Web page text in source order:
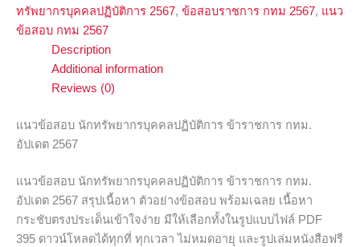
ทรัพยากรบุคคลปฏิบัติการ 2567, ข้อสอบราชการ กทม 2567, แนว
ข้อสอบ กทม 2567
Description
Additional information
Reviews (0)
แนวข้อสอบ นักทรัพยากรบุคคลปฏิบัติการ ข้าราชการ กทม.
อัปเดต 2567
แนวข้อสอบ นักทรัพยากรบุคคลปฏิบัติการ ข้าราชการ กทม.
อัปเดต 2567 สรุปเนื้อหา ตัวอย่างข้อสอบ พร้อมเฉลย เนื้อหา
กระชับตรงประเด็นเข้าใจง่าย มีให้เลือกทั้งในรูปแบบไฟล์ PDF
395 ดาวน์โหลดได้ทุกที่ ทุกเวลา ไม่หมดอายุ และรูปเล่มหนังสือฟรี